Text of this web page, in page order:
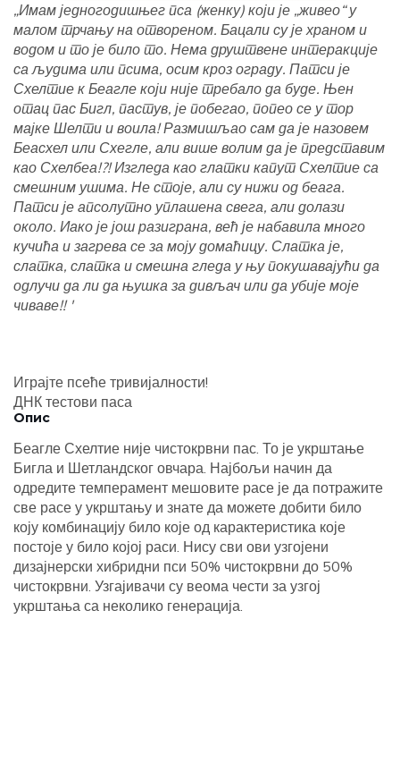
„Имам једногодишњег пса (женку) који је „живео“ у
малом трчању на отвореном. Бацали су је храном и
водом и то је било то. Нема друштвене интеракције
са људима или псима, осим кроз ограду. Патси је
Схелтие к Беагле који није требало да буде. Њен
отац пас Бигл, пастув, је побегао, попео се у тор
мајке Шелти и воила! Размишљао сам да је назовем
Беасхел или Схегле, али више волим да је представим
као Схелбеа!?! Изгледа као глатки капут Схелтие са
смешним ушима. Не стоје, али су нижи од беага.
Патси је апсолутно уплашена свега, али долази
около. Иако је још разиграна, већ је набавила много
кучића и загрева се за моју домаћицу. Слатка је,
слатка, слатка и смешна гледа у њу покушавајући да
одлучи да ли да њушка за дивљач или да убије моје
чиваве!! '
Играјте псеће тривијалности!
ДНК тестови паса
Опис
Беагле Схелтие није чистокрвни пас. То је укрштање
Бигла и Шетландског овчара. Најбољи начин да
одредите темперамент мешовите расе је да потражите
све расе у укрштању и знате да можете добити било
коју комбинацију било које од карактеристика које
постоје у било којој раси. Нису сви ови узгојени
дизајнерски хибридни пси 50% чистокрвни до 50%
чистокрвни. Узгајивачи су веома чести за узгој
укрштања са неколико генерација.